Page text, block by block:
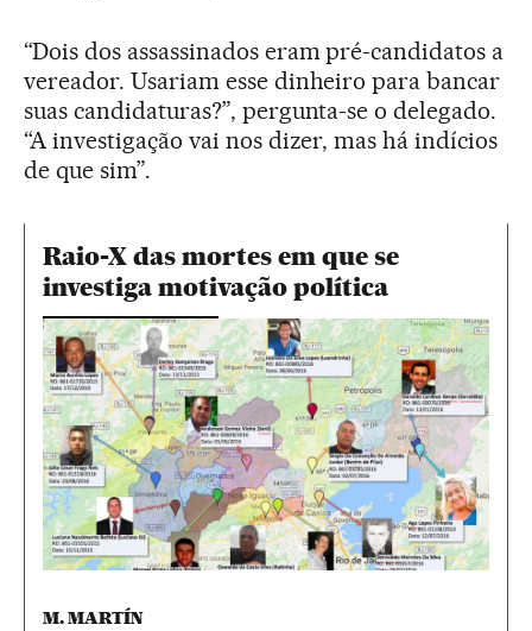
“Dois dos assassinados eram pré-candidatos a
vereador. Usariam esse dinheiro para bancar
suas candidaturas?”, pergunta-se o delegado.
“A investigação vai nos dizer, mas há indícios
de que sim”.
Raio-X das mortes em que se
investiga motivação política
M. MARTÍN